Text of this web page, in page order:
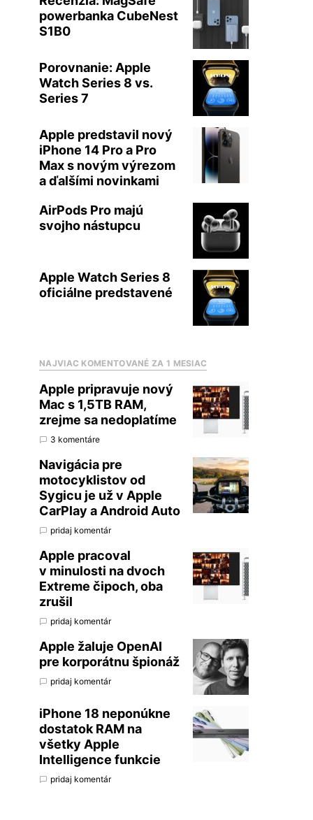
powerbanka CubeNest
S1B0
Porovnanie: Apple
Watch Series 8 vs.
Series 7
Apple predstavil nový
iPhone 14 Pro a Pro
Max s novým výrezom
a ďalšími novinkami
AirPods Pro majú
svojho nástupcu
Apple Watch Series 8
oficiálne predstavené
NAJVIAC KOMENTOVANÉ ZA 1 MESIAC
Apple pripravuje nový
Mac s 1,5TB RAM,
zrejme sa nedoplatíme
3 komentáre
Navigácia pre
motocyklistov od
Sygicu je už v Apple
CarPlay a Android Auto
pridaj komentár
Apple pracoval
v minulosti na dvoch
Extreme čipoch, oba
zrušil
pridaj komentár
Apple žaluje OpenAI
pre korporátnu špionáž
pridaj komentár
iPhone 18 neponúkne
dostatok RAM na
všetky Apple
Intelligence funkcie
pridaj komentár